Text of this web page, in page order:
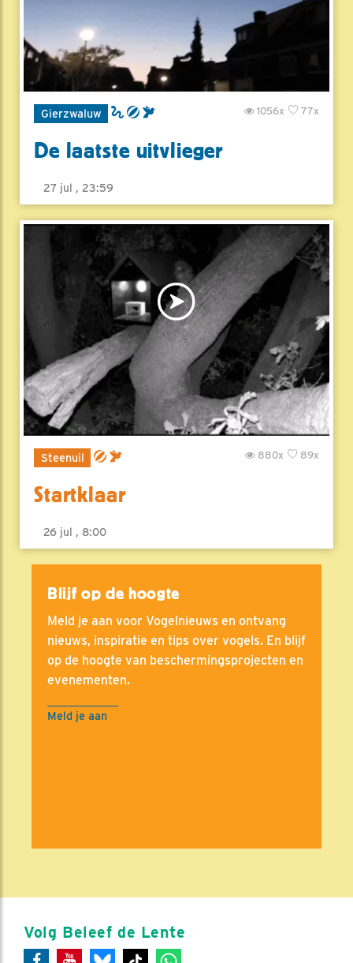
Gierzwaluw 77x
1056x
De laatste uitvlieger
27 jul , 23:59
Steenuil 89x
880x
Startklaar
26 jul , 8:00
Blijf op de hoogte
Meld je aan voor Vogelnieuws en ontvang
nieuws, inspiratie en tips over vogels. En blijf
op de hoogte van beschermingsprojecten en
evenementen.
Meld je aan
Volg Beleef de Lente